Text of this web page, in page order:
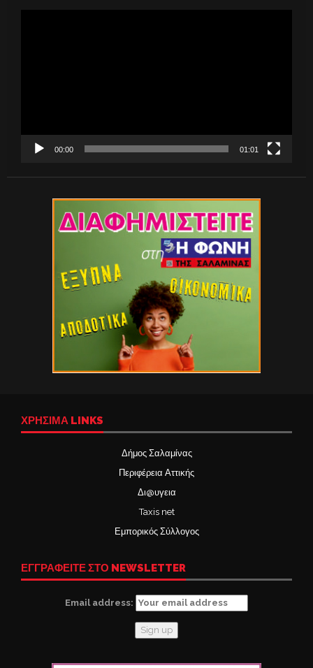
00:00 01:01
ΧΡΉΣΙΜΑ LINKS
Δήμος Σαλαμίνας
Περιφέρεια Αττικής
Δι@υγεια
Taxis net
Εμπορικός Σύλλογος
ΕΓΓΡΑΦΕΙΤΕ ΣΤΟ NEWSLETTER
Email address: